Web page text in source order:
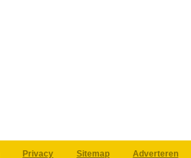
Privacy Sitemap Adverteren